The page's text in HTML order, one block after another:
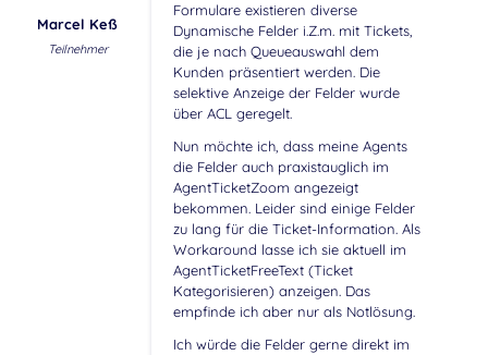
Marcel Keß
Teilnehmer
Formulare existieren diverse
Dynamische Felder i.Z.m. mit Tickets,
die je nach Queueauswahl dem
Kunden präsentiert werden. Die
selektive Anzeige der Felder wurde
über ACL geregelt.
Nun möchte ich, dass meine Agents
die Felder auch praxistauglich im
AgentTicketZoom angezeigt
bekommen. Leider sind einige Felder
zu lang für die Ticket-Information. Als
Workaround lasse ich sie aktuell im
AgentTicketFreeText (Ticket
Kategorisieren) anzeigen. Das
empfinde ich aber nur als Notlösung.
Ich würde die Felder gerne direkt im